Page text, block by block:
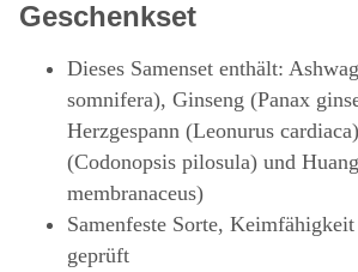
Geschenkset
Dieses Samenset enthält:
somnifera), Ginseng (Panax
Herzgespann (Leonurus
(Codonopsis pilosula) und
membranaceus)
Samenfeste Sorte,
geprüft